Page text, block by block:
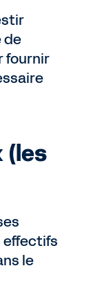
de
fournir
(les
effectifs
le